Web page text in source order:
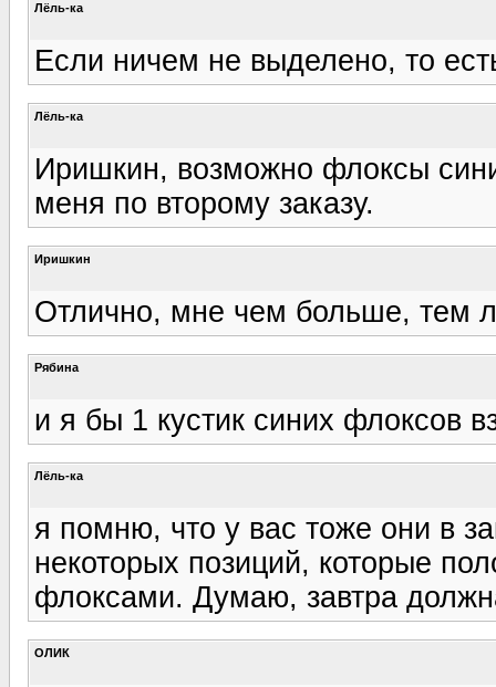
Лёль-ка
Если ничем не выделено, то
Лёль-ка
Иришкин, возможно флоксы
меня по второму заказу.
Иришкин
Отлично, мне чем больше, тем
Рябина
и я бы 1 кустик синих флоксов
Лёль-ка
я помню, что у вас тоже они в
некоторых позиций, которые
флоксами. Думаю, завтра
ОЛИК